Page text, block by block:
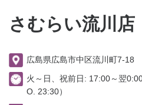
さむらい流川店
広島県広島市中区流川町7-18
火～日、祝前日: 17:00～翌
O. 23:30）